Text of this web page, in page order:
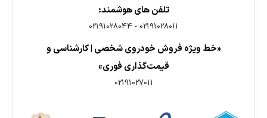
تلفن های هوشمند:
02191028011
-
02191028044
«خط ویژه فروش خودروی شخصی | کارشناسی و
قیمت‌گذاری فوری»
02191027011